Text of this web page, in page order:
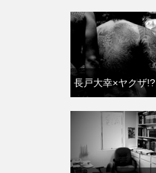
長戸大幸×ヤクザ!?